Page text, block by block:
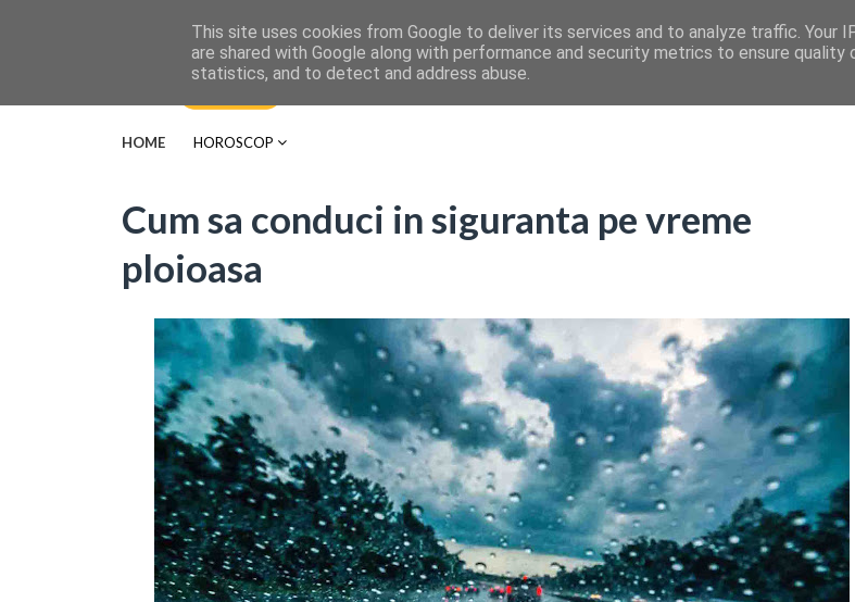
HOME HOROSCOP
Cum sa conduci in siguranta pe vreme
ploioasa
This site uses cookies from Google to deliver its services and to analyze traffic. Your
are shared with Google along with performance and security metrics to ensure quality
statistics, and to detect and address abuse.